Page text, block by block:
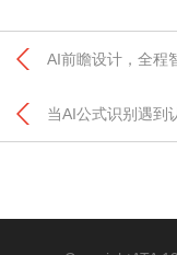
AI前瞻设计，全程
当AI公式识别遇到